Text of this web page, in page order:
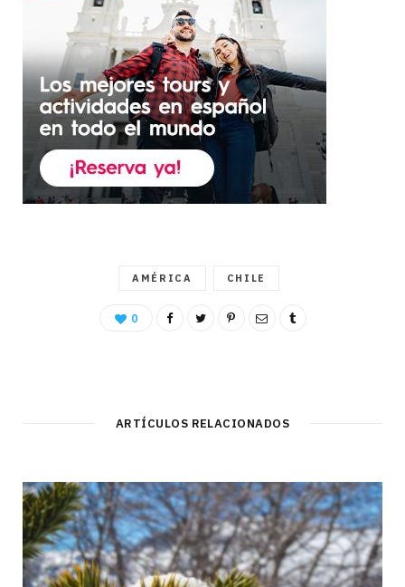
AMÉRICA CHILE
0
ARTÍCULOS RELACIONADOS